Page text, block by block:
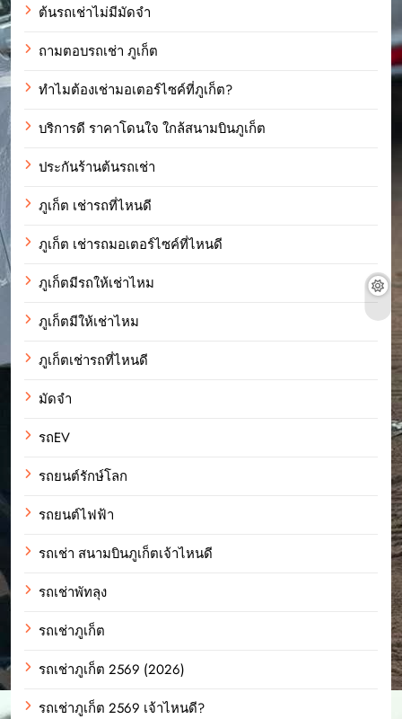
ต้นรถเช่าไม่มีมัดจำ
ถามตอบรถเช่า ภูเก็ต
ทำไมต้องเช่ามอเตอร์ไซค์ที่ภูเก็ต?
บริการดี ราคาโดนใจ ใกล้สนามบินภูเก็ต
ประกันร้านต้นรถเช่า
ภูเก็ต เช่ารถที่ไหนดี
ภูเก็ต เช่ารถมอเตอร์ไซค์ที่ไหนดี
ภูเก็ตมีรถให้เช่าไหม
ภูเก็ตมีให้เช่าไหม
ภูเก็ตเช่ารถที่ไหนดี
มัดจำ
รถEV
รถยนต์รักษ์โลก
รถยนต์ไฟฟ้า
รถเช่า สนามบินภูเก็ตเจ้าไหนดี
รถเช่าพัทลุง
รถเช่าภูเก็ต
รถเช่าภูเก็ต 2569 (2026)
รถเช่าภูเก็ต 2569 เจ้าไหนดี?